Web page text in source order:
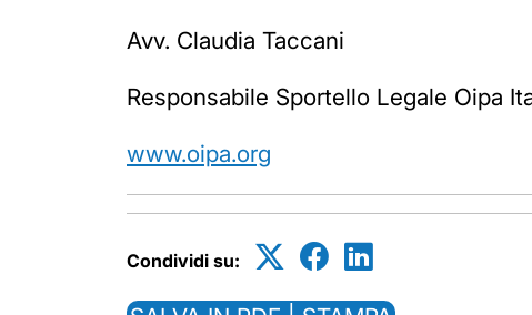
Avv. Claudia Taccani
Responsabile Sportello Legale Oipa
www.oipa.org
Condividi su: